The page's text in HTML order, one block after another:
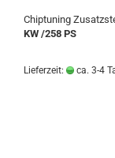
Chiptuning
KW /258 PS
Lieferzeit: ca. 3-4